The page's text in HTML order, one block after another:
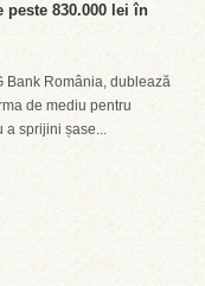
830.000 lei în
Bank România, dublează
de mediu pentru
a sprijini șase...